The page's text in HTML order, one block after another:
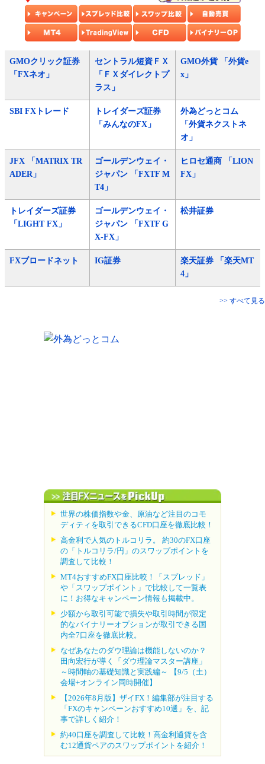
GMOクリック証券
「FXネオ」
セントラル短資ＦＸ
「ＦＸダイレクトプ
ラス」
GMO外貨 「外貨e
x」
SBI FXトレード
トレイダーズ証券
「みんなのFX」
外為どっとコム
「外貨ネクストネ
オ」
JFX 「MATRIX TR
ADER」
ゴールデンウェイ・
ジャパン 「FXTF M
T4」
ヒロセ通商 「LION
FX」
トレイダーズ証券
「LIGHT FX」
ゴールデンウェイ・
ジャパン 「FXTF G
X-FX」
松井証券
FXブロードネット IG証券
楽天証券 「楽天MT
4」
>> すべて見る
世界の株価指数や金、原油など注目のコモ
ディティを取引できるCFD口座を徹底比較！
高金利で人気のトルコリラ。 約30のFX口座
の「トルコリラ/円」のスワップポイントを
調査して比較！
MT4おすすめFX口座比較！「スプレッド」
や「スワップポイント」で比較して一覧表
に！お得なキャンペーン情報も掲載中。
少額から取引可能で損失や取引時間が限定
的なバイナリーオプションが取引できる国
内全7口座を徹底比較。
なぜあなたのダウ理論は機能しないのか？
田向宏行が導く「ダウ理論マスター講座」
～時間軸の基礎知識と実践編～ 【9/5（土）
会場+オンライン同時開催】
【2026年8月版】ザイFX！編集部が注目する
「FXのキャンペーンおすすめ10選」を、記
事で詳しく紹介！
約40口座を調査して比較！高金利通貨を含
む12通貨ペアのスワップポイントを紹介！